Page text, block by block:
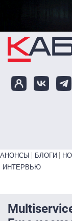
Перейти к
Primary links bottom
АНОНСЫ БЛОГИ
ИНТЕРВЬЮ